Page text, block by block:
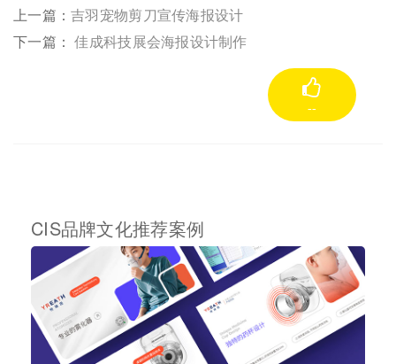
上一篇：吉羽宠物剪刀宣传海报设计
下一篇：佳成科技展会海报设计制作
--
CIS品牌文化推荐案例